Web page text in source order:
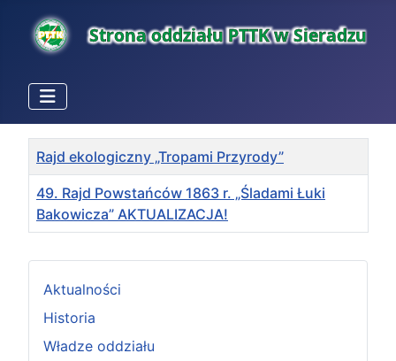
Aktualności
Historia
Władze oddziału
Tytuł
Rajd ekologiczny „Tropami Przyrody”
49. Rajd Powstańców 1863 r. „Śladami Łuki
Bakowicza” AKTUALIZACJA!